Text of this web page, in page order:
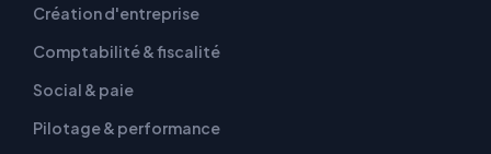
Création d'entreprise
Comptabilité & fiscalité
Social & paie
Pilotage & performance